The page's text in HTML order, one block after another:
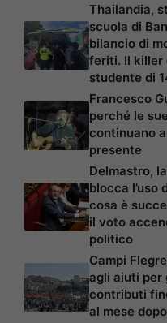
Thailandia,
scuola di
bilancio di
feriti. Il killer
studente di
Francesco
perché le
continuano
presente
Delmastro,
blocca l’uso
cosa è
il voto
politico
Campi
agli aiuti per
contributi
al mese